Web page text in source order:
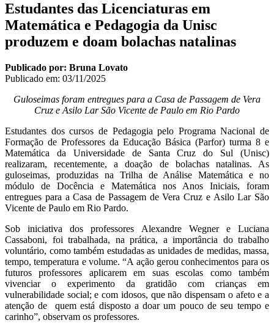
Estudantes das Licenciaturas em
Matemática e Pedagogia da Unisc
produzem e doam bolachas natalinas
Publicado por: Bruna Lovato
Publicado em: 03/11/2025
Guloseimas foram entregues para a Casa de Passagem de Vera
Cruz e Asilo Lar São Vicente de Paulo em Rio Pardo
Estudantes dos cursos de Pedagogia pelo Programa Nacional de
Formação de Professores da Educação Básica (Parfor) turma 8 e
Matemática da Universidade de Santa Cruz do Sul (Unisc)
realizaram, recentemente, a doação de bolachas natalinas. As
guloseimas, produzidas na Trilha de Análise Matemática e no
módulo de Docência e Matemática nos Anos Iniciais, foram
entregues para a Casa de Passagem de Vera Cruz e Asilo Lar São
Vicente de Paulo em Rio Pardo.
Sob iniciativa dos professores Alexandre Wegner e Luciana
Cassaboni, foi trabalhada, na prática, a importância do trabalho
voluntário, como também estudadas as unidades de medidas, massa,
tempo, temperatura e volume. “A ação gerou conhecimentos para os
futuros professores aplicarem em suas escolas como também
vivenciar o experimento da gratidão com crianças em
vulnerabilidade social; e com idosos, que não dispensam o afeto e a
atenção de quem está disposto a doar um pouco de seu tempo e
carinho”, observam os professores.